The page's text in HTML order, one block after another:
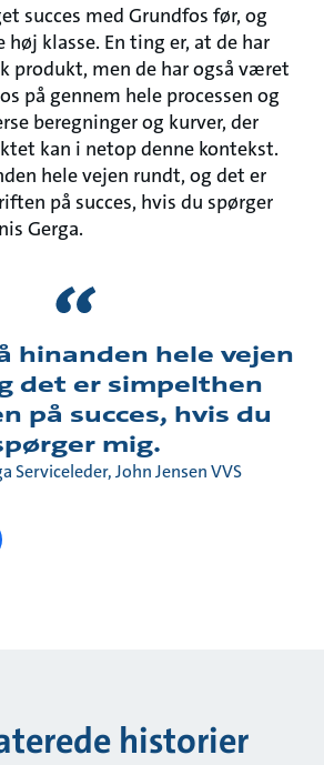
succes med Grundfos før, og
høj klasse. En ting er, at de har
produkt, men de har også været
på gennem hele processen og
beregninger og kurver, der
kan i netop denne kontekst.
hele vejen rundt, og det er
på succes, hvis du spørger
Gerga.
hinanden hele vejen
det er simpelthen
på succes, hvis du
mig.
Serviceleder, John Jensen VVS
historier